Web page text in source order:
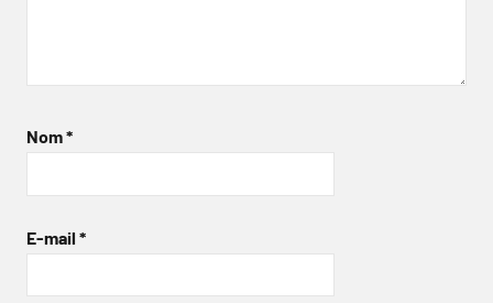
Nom*
E-mail *